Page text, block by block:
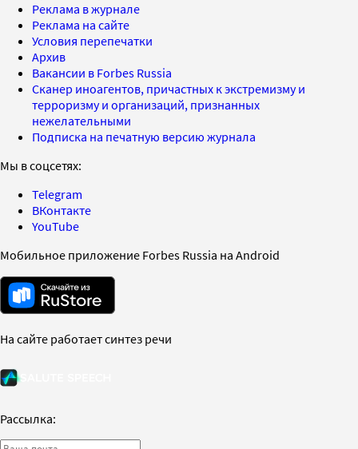
Реклама в журнале
Реклама на сайте
Условия перепечатки
Архив
Вакансии в Forbes Russia
Сканер иноагентов, причастных к экстремизму и
терроризму и организаций, признанных
нежелательными
Подписка на печатную версию журнала
Мы в соцсетях:
Telegram
ВКонтакте
YouTube
Мобильное приложение Forbes Russia на Android
На сайте работает синтез речи
Рассылка: